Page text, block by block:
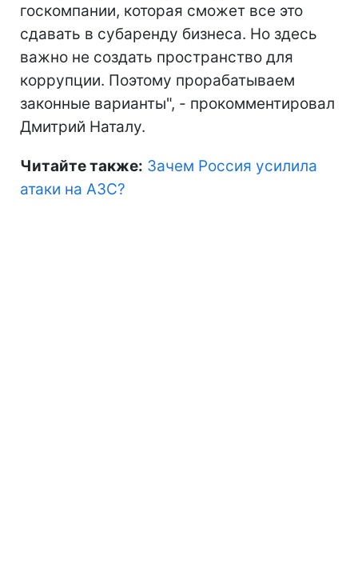
госкомпании, которая сможет все это
сдавать в субаренду бизнеса. Но здесь
важно не создать пространство для
коррупции. Поэтому прорабатываем
законные варианты", - прокомментировал
Дмитрий Наталу.
Читайте также: Зачем Россия усилила
атаки на АЗС?